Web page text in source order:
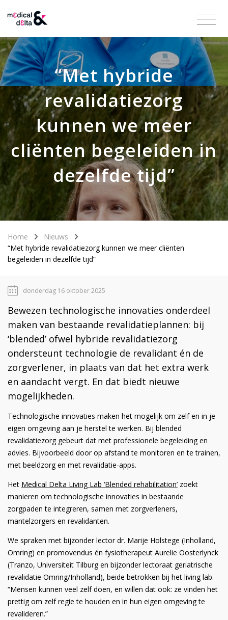
“Met hybride
revalidatiezorg
kunnen we meer
cliënten begeleiden in
dezelfde tijd”
Home
Nieuws
“Met hybride revalidatiezorg kunnen we meer cliënten
begeleiden in dezelfde tijd”
donderdag 16 oktober 2025
Bewezen technologische innovaties onderdeel
maken van bestaande revalidatieplannen: bij
‘blended’ ofwel hybride revalidatiezorg
ondersteunt technologie de revalidant én de
zorgverlener, in plaats van dat het extra werk
en aandacht vergt. En dat biedt nieuwe
mogelijkheden.
Technologische innovaties maken het mogelijk om zelf en in je
eigen omgeving aan je herstel te werken. Bij blended
revalidatiezorg gebeurt dat met professionele begeleiding en
advies. Bijvoorbeeld door op afstand te monitoren en te trainen,
met beeldzorg en met revalidatie-apps.
Het Medical Delta Living Lab ‘Blended rehabilitation’ zoekt
manieren om technologische innovaties in bestaande
zorgpaden te integreren, samen met zorgverleners,
mantelzorgers en revalidanten.
We spraken met bijzonder lector dr. Marije Holstege (Inholland,
Omring) en promovendus én fysiotherapeut Aurelie Oosterlynck
(Tranzo, Universiteit Tilburg en bijzonder lectoraat geriatrische
revalidatie Omring/Inholland), beide betrokken bij het living lab.
“Mensen kunnen veel zelf doen, en willen dat ook: ze vinden het
prettig om zelf regie te houden en in hun eigen omgeving te
revalideren.”